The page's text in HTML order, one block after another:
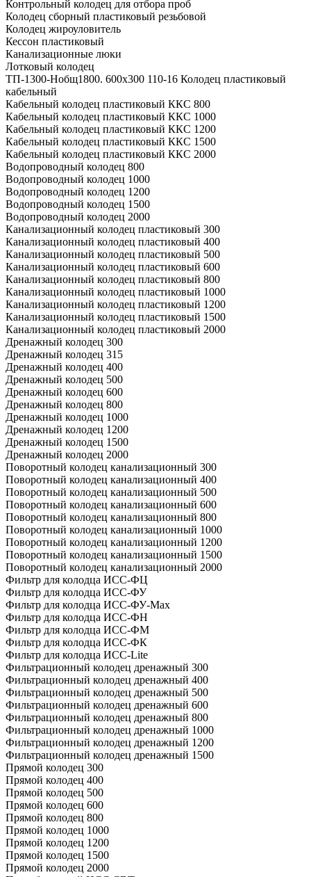
Контрольный колодец для отбора проб
Колодец сборный пластиковый резьбовой
Колодец жироуловитель
Кессон пластиковый
Канализационные люки
Лотковый колодец
ТП-1300-Hобщ1800. 600х300 110-16 Колодец пластиковый
кабельный
Кабельный колодец пластиковый ККС 800
Кабельный колодец пластиковый ККС 1000
Кабельный колодец пластиковый ККС 1200
Кабельный колодец пластиковый ККС 1500
Кабельный колодец пластиковый ККС 2000
Водопроводный колодец 800
Водопроводный колодец 1000
Водопроводный колодец 1200
Водопроводный колодец 1500
Водопроводный колодец 2000
Канализационный колодец пластиковый 300
Канализационный колодец пластиковый 400
Канализационный колодец пластиковый 500
Канализационный колодец пластиковый 600
Канализационный колодец пластиковый 800
Канализационный колодец пластиковый 1000
Канализационный колодец пластиковый 1200
Канализационный колодец пластиковый 1500
Канализационный колодец пластиковый 2000
Дренажный колодец 300
Дренажный колодец 315
Дренажный колодец 400
Дренажный колодец 500
Дренажный колодец 600
Дренажный колодец 800
Дренажный колодец 1000
Дренажный колодец 1200
Дренажный колодец 1500
Дренажный колодец 2000
Поворотный колодец канализационный 300
Поворотный колодец канализационный 400
Поворотный колодец канализационный 500
Поворотный колодец канализационный 600
Поворотный колодец канализационный 800
Поворотный колодец канализационный 1000
Поворотный колодец канализационный 1200
Поворотный колодец канализационный 1500
Поворотный колодец канализационный 2000
Фильтр для колодца ИСС-ФЦ
Фильтр для колодца ИСС-ФУ
Фильтр для колодца ИСС-ФУ-Мах
Фильтр для колодца ИСС-ФН
Фильтр для колодца ИСС-ФМ
Фильтр для колодца ИСС-ФК
Фильтр для колодца ИСС-Lite
Фильтрационный колодец дренажный 300
Фильтрационный колодец дренажный 400
Фильтрационный колодец дренажный 500
Фильтрационный колодец дренажный 600
Фильтрационный колодец дренажный 800
Фильтрационный колодец дренажный 1000
Фильтрационный колодец дренажный 1200
Фильтрационный колодец дренажный 1500
Прямой колодец 300
Прямой колодец 400
Прямой колодец 500
Прямой колодец 600
Прямой колодец 800
Прямой колодец 1000
Прямой колодец 1200
Прямой колодец 1500
Прямой колодец 2000